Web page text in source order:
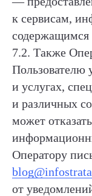
к сервисам,
содержащимся
7.2. Также
Пользователю
и услугах,
и различных
может
Оператору
от